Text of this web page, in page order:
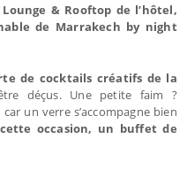
& Rooftop de l’hôtel,
de Marrakech by night
de cocktails créatifs de la
déçus. Une petite faim ?
un verre s’accompagne bien
occasion, un buffet de